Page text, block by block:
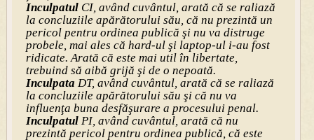
Inculpatul CI, având cuvântul, arată că se raliază
la concluziile apărătorului său, că nu prezintă un
pericol pentru ordinea publică şi nu va distruge
probele, mai ales că hard-ul şi laptop-ul i-au fost
ridicate. Arată că este mai util în libertate,
trebuind să aibă grijă şi de o nepoată.
Inculpata DT, având cuvântul, arată că se raliază
la concluziile apărătorului său şi că nu va
influenţa buna desfăşurare a procesului penal.
Inculpatul PI, având cuvântul, arată că nu
prezintă pericol pentru ordinea publică, că este